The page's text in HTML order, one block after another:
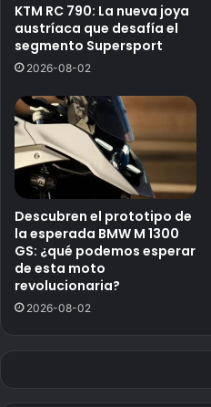
KTM RC 790: La nueva joya
austríaca que desafía el
segmento Supersport
2026-08-02
Descubren el prototipo de
la esperada BMW M 1300
GS: ¿qué podemos esperar
de esta moto
revolucionaria?
2026-08-02